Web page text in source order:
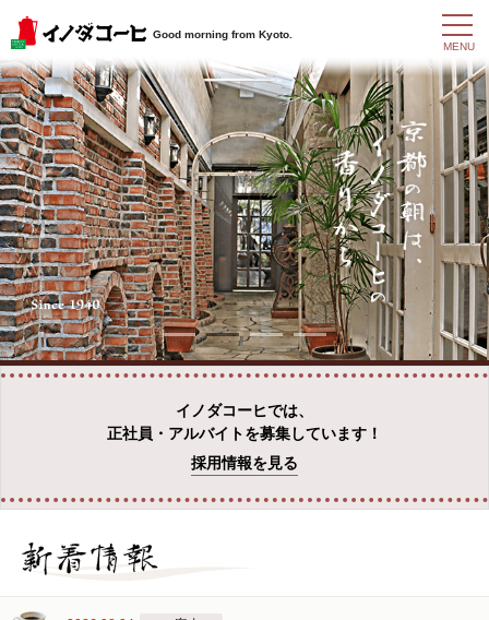
Good morning from Kyoto.
t
o
g
g
l
e
n
a
v
g
a
t
i
o
n
MENU
イノダコーヒでは、
正社員・アルバイトを募集しています！
採用情報を見る